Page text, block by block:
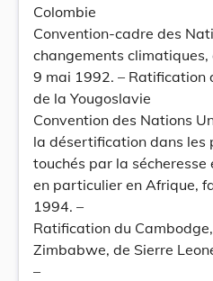
Colombie
Convention-cadre des
changements climatiques,
9 mai 1992. – Ratification
de la Yougoslavie
Convention des Nations
la désertification dans les
touchés par la
en particulier en Afrique,
1994. –
Ratification du
Zimbabwe, de Sierre
–